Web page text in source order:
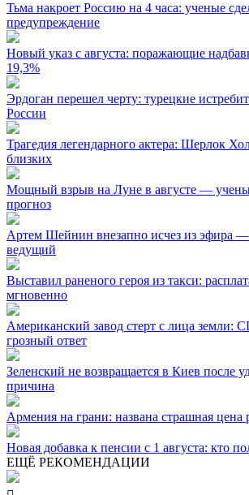
Тьма накроет Россию на 4 часа: ученые
предупреждение
Новый указ с августа: поражающие
19,3%
Эрдоган перешел черту: турецкие
России
Трагедия легендарного актера: Шерлок
близких
Мощный взрыв на Луне в августе —
прогноз
Артем Шейнин внезапно исчез из эфира —
ведущий
Выставил раненого героя из такси:
мгновенно
Американский завод стерт с лица земли:
грозный ответ
Зеленский не возвращается в Киев после
причина
Армения на грани: названа страшная цена
Новая добавка к пенсии с 1 августа: кто
ЕЩЁ РЕКОМЕНДАЦИИ